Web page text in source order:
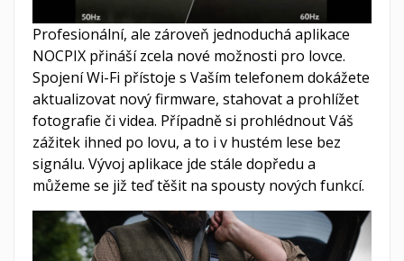
Profesionální, ale zároveň jednoduchá aplikace
NOCPIX přináší zcela nové možnosti pro lovce.
Spojení Wi-Fi přístoje s Vaším telefonem dokážete
aktualizovat nový firmware, stahovat a prohlížet
fotografie či videa. Případně si prohlédnout Váš
zážitek ihned po lovu, a to i v hustém lese bez
signálu. Vývoj aplikace jde stále dopředu a
můžeme se již teď těšit na spousty nových funkcí.